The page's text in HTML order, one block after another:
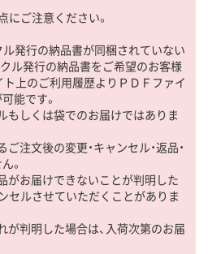
にご注意ください。
ル発行の納品書が同梱されていない
ル発行の納品書をご希望のお客様
ト上のご利用履歴よりＰＤＦファイ
能です。
もしくは袋でのお届けではありま
注文後の変更・キャンセル・返品・
。
がお届けできないことが判明した
セルさせていただくことがありま
が判明した場合は、入荷次第のお届